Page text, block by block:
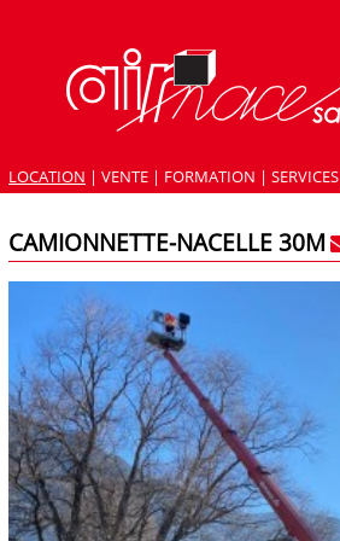
LOCATION | VENTE | FORMATION | SERVICES
CAMIONNETTE-NACELLE 30M